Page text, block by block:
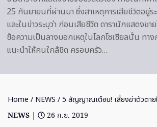
25 กันยายนที่ผ่านมา ซึ่งสาเหตุการเสียชีวิตอยู่ร
และในข่าวระบุว่า ก่อนเสียชีวิต ดารานักแสดงชา
ข้อความเป็นลางบอกเหตุในโลกโซเชียลนั้น ทา
แนะนำให้คนใกล้ชิด ครอบครัว…
Home / NEWS / 5 สัญญาณเตือน! เสี่ยงฆ่าตัวตายใ
NEWS |
26 ก.ย. 2019